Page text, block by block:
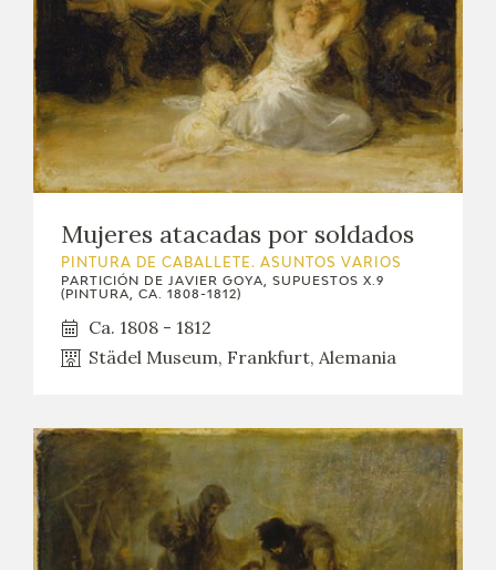
Mujeres atacadas por soldados
PINTURA DE CABALLETE. ASUNTOS VARIOS
PARTICIÓN DE JAVIER GOYA, SUPUESTOS X.9
(PINTURA, CA. 1808-1812)
Ca. 1808 - 1812
Städel Museum, Frankfurt, Alemania